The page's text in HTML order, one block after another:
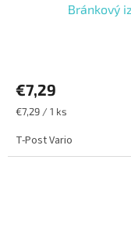
Bránkový
€7,29
Jednotková
€7,29 / 1 ks
T-Post Vario